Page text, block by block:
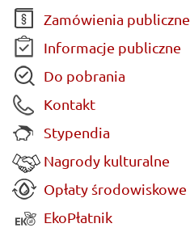
Zamówienia publiczne
Informacje publiczne
Do pobrania
Kontakt
Stypendia
Nagrody kulturalne
Opłaty środowiskowe
EkoPłatnik